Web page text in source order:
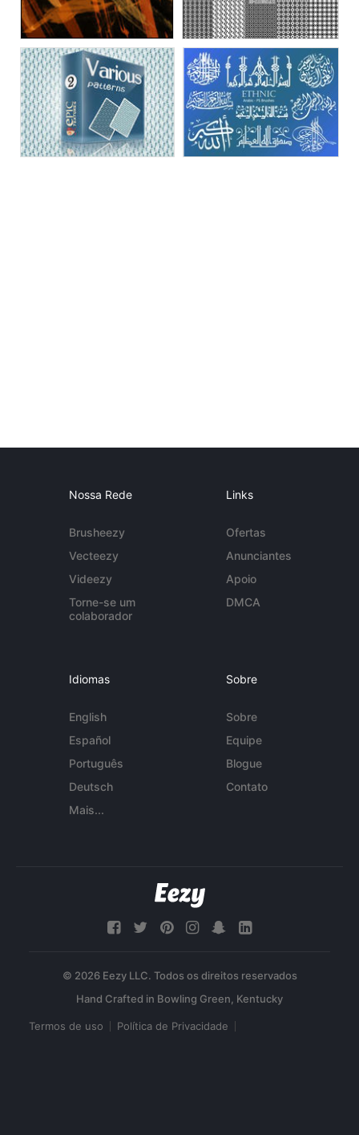
Nossa Rede
Brusheezy
Vecteezy
Videezy
Torne-se um
colaborador
Links
Ofertas
Anunciantes
Apoio
DMCA
Idiomas
English
Español
Português
Deutsch
Mais...
Sobre
Sobre
Equipe
Blogue
Contato
© 2026 Eezy LLC. Todos os direitos reservados
Termos de uso Política de Privacidade